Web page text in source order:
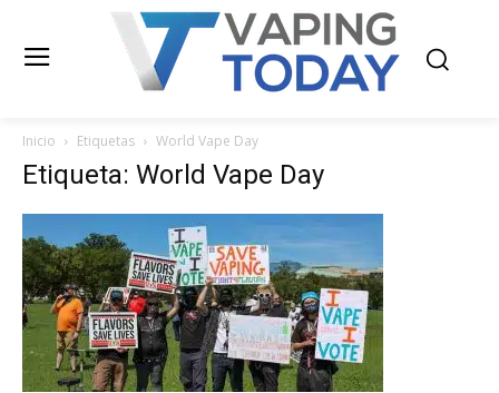
Inicio Etiquetas World Vape Day
Etiqueta: World Vape Day